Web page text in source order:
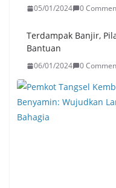
05/01/2024 0
Terdampak Banjir,
Bantuan
06/01/2024 0